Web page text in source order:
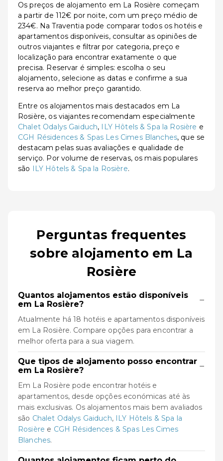
Os preços de alojamento em La Rosière começam
a partir de 112€ por noite, com um preço médio de
234€. Na Traventia pode comparar todos os hotéis e
apartamentos disponíveis, consultar as opiniões de
outros viajantes e filtrar por categoria, preço e
localização para encontrar exatamente o que
precisa. Reservar é simples: escolha o seu
alojamento, selecione as datas e confirme a sua
reserva ao melhor preço garantido.
Entre os alojamentos mais destacados em La
Rosière, os viajantes recomendam especialmente
Chalet Odalys Gaiduch, ILY Hôtels & Spa la Rosière e
CGH Résidences & Spas Les Cimes Blanches, que se
destacam pelas suas avaliações e qualidade de
serviço. Por volume de reservas, os mais populares
são ILY Hôtels & Spa la Rosière.
Perguntas frequentes
sobre alojamento em La
Rosière
Quantos alojamentos estão disponíveis
em La Rosière?
−
Atualmente há 18 hotéis e apartamentos disponíveis
em La Rosière. Compare opções para encontrar a
melhor oferta para a sua viagem.
Que tipos de alojamento posso encontrar
em La Rosière?
−
Em La Rosière pode encontrar hotéis e
apartamentos, desde opções económicas até às
mais exclusivas. Os alojamentos mais bem avaliados
são Chalet Odalys Gaiduch, ILY Hôtels & Spa la
Rosière e CGH Résidences & Spas Les Cimes
Blanches.